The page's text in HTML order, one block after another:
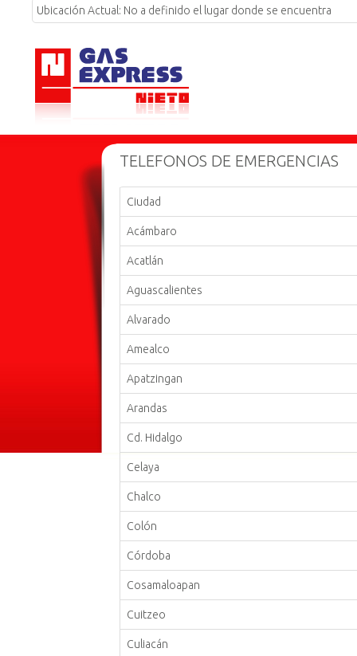
Ubicación Actual: No a definido el lugar donde se encuentra
TELEFONOS DE EMERGENCIAS
Ciudad
Acámbaro
Acatlán
Aguascalientes
Alvarado
Amealco
Apatzingan
Arandas
Cd. Hidalgo
Celaya
Chalco
Colón
Córdoba
Cosamaloapan
Cuitzeo
Culiacán